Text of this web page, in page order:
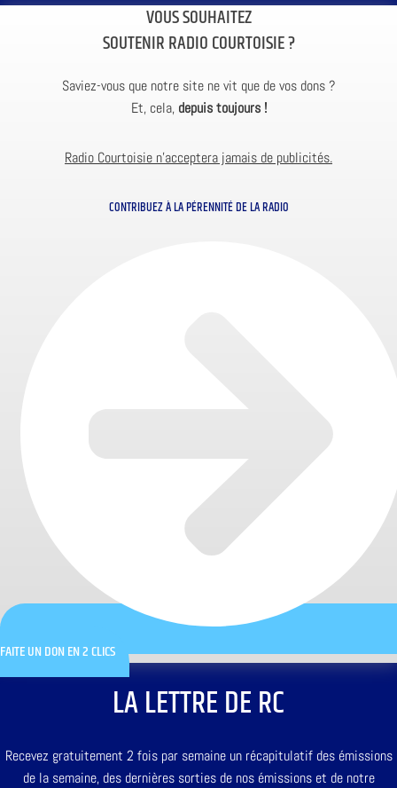
VOUS SOUHAITEZ
SOUTENIR RADIO COURTOISIE ?
Saviez-vous que notre site ne vit que de vos dons ?
Et, cela, depuis toujours !
Radio Courtoisie n’acceptera jamais de publicités.
CONTRIBUEZ À LA PÉRENNITÉ DE LA RADIO
FAITE UN DON EN 2 CLICS
LA LETTRE DE RC
Recevez gratuitement 2 fois par semaine un récapitulatif des émissions
de la semaine, des dernières sorties de nos émissions et de notre